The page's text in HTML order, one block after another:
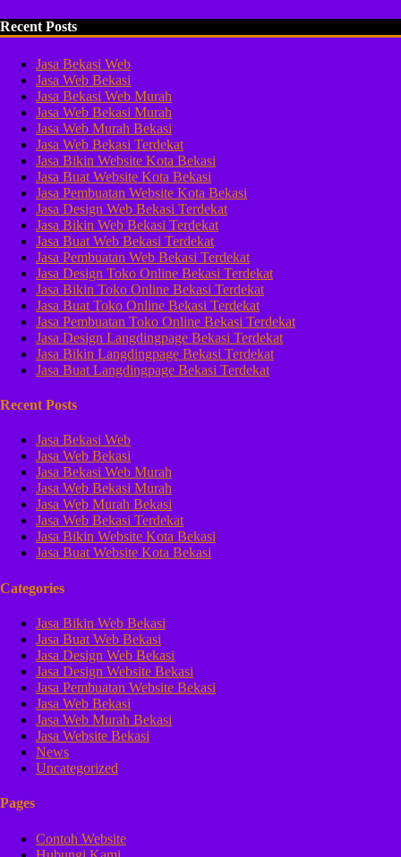
Recent Posts
Jasa Bekasi Web
Jasa Web Bekasi
Jasa Bekasi Web Murah
Jasa Web Bekasi Murah
Jasa Web Murah Bekasi
Jasa Web Bekasi Terdekat
Jasa Bikin Website Kota Bekasi
Jasa Buat Website Kota Bekasi
Jasa Pembuatan Website Kota Bekasi
Jasa Design Web Bekasi Terdekat
Jasa Bikin Web Bekasi Terdekat
Jasa Buat Web Bekasi Terdekat
Jasa Pembuatan Web Bekasi Terdekat
Jasa Design Toko Online Bekasi Terdekat
Jasa Bikin Toko Online Bekasi Terdekat
Jasa Buat Toko Online Bekasi Terdekat
Jasa Pembuatan Toko Online Bekasi Terdekat
Jasa Design Langdingpage Bekasi Terdekat
Jasa Bikin Langdingpage Bekasi Terdekat
Jasa Buat Langdingpage Bekasi Terdekat
Recent Posts
Jasa Bekasi Web
Jasa Web Bekasi
Jasa Bekasi Web Murah
Jasa Web Bekasi Murah
Jasa Web Murah Bekasi
Jasa Web Bekasi Terdekat
Jasa Bikin Website Kota Bekasi
Jasa Buat Website Kota Bekasi
Categories
Jasa Bikin Web Bekasi
Jasa Buat Web Bekasi
Jasa Design Web Bekasi
Jasa Design Website Bekasi
Jasa Pembuatan Website Bekasi
Jasa Web Bekasi
Jasa Web Murah Bekasi
Jasa Website Bekasi
News
Uncategorized
Pages
Contoh Website